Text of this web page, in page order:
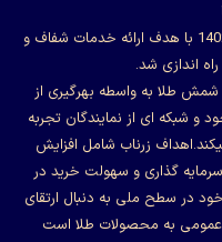
زرناب تجارت رادین(رادین شمش) در سال 1402 با هدف ارائه خدمات شفاف و
اندازی شد.
طلا به واسطه بهرگیری از
و شبکه ای از نمایندگان تجربه
زرناب شامل افزایش
سرمایه گذاری و سهولت خرید در
در سطح ملی به دنبال ارتقای
عمومی به محصولات طلا است